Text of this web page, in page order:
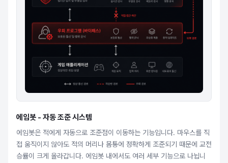
에임봇 - 자동 조준 시스템
에임봇은 적에게 자동으로 조준점이 이동하는 기능입니다. 마우스를 직
접 움직이지 않아도 적의 머리나 몸통에 정확하게 조준되기 때문에 교전
승률이 크게 올라갑니다. 에임봇 내에서도 여러 세부 기능으로 나뉩니